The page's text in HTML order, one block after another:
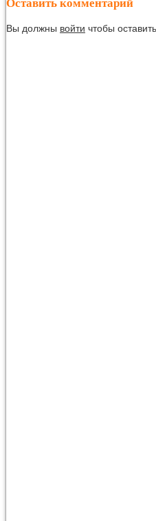
Оставить комментарий
Вы должны войти чтобы